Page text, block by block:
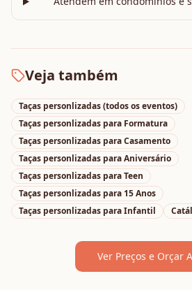
Veja também
Taças personlizadas(todos os eventos)
Taças personlizadas para Formatura
Taças personlizadas paraCasamento
Taças personlizadas paraAniversário
Taças personlizadas paraTeen
Taças personlizadas para 15 Anos
Taças personlizadas paraInfantil
Ver Preços e Orçar